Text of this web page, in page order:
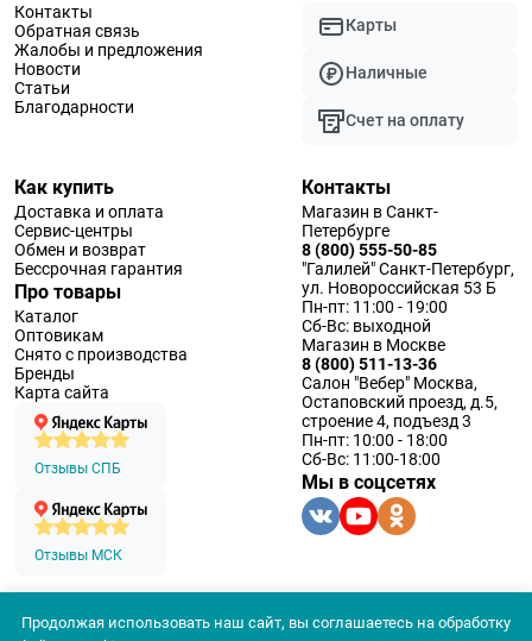
Контакты
Обратная связь
Жалобы и предложения
Новости
Статьи
Благодарности
Карты
Наличные
Счет на оплату
Как купить
Доставка и оплата
Сервис-центры
Обмен и возврат
Бессрочная гарантия
Про товары
Каталог
Оптовикам
Снято с производства
Бренды
Карта сайта
Отзывы СПБ
Отзывы МСК
Контакты
Магазин в Санкт-
Петербурге
8 (800) 555-50-85
"Галилей" Санкт-Петербург,
ул. Новороссийская 53 Б
Пн-пт: 11:00 - 19:00
Сб-Вс: выходной
Магазин в Москве
8 (800) 511-13-36
Салон "Вебер" Москва,
Остаповский проезд, д.5,
строение 4, подъезд 3
Пн-пт: 10:00 - 18:00
Сб-Вс: 11:00-18:00
Мы в соцсетях
© 1994 — 2026 ООО «Наблюдательные приборы»
Продолжая использовать наш сайт, вы соглашаетесь на обработку